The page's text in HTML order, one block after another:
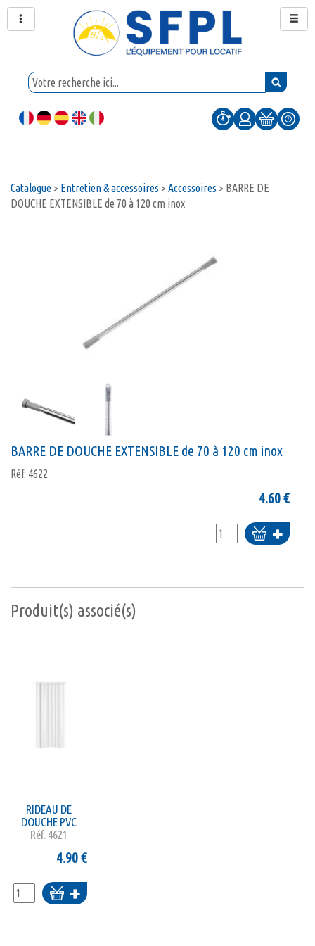
Catalogue> Entretien & accessoires > Accessoires > BARRE DE
DOUCHE EXTENSIBLE de 70 à 120 cm inox
BARRE DE DOUCHE EXTENSIBLE de 70 à 120 cm inox
Réf. 4622
4.60€
Ajouter
au
Produit(s) associé(s)
RIDEAU DE
DOUCHE PVC
Réf. 4621
4.90€
Ajouter
au